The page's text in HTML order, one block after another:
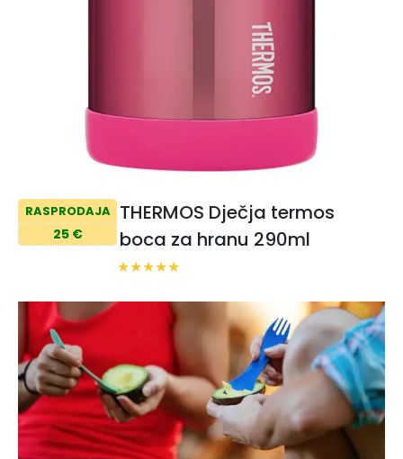
RASPRODAJA
25 €
THERMOS Dječja termos
boca za hranu 290ml